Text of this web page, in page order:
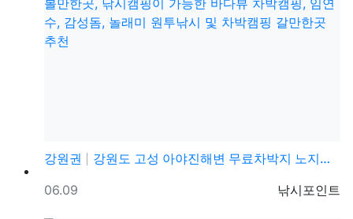
강원권
강원도 고성 아야진해변 무료차박지 노지캠핑 가볼만한곳,…
등록자
낚시포인트
등록일
06.09